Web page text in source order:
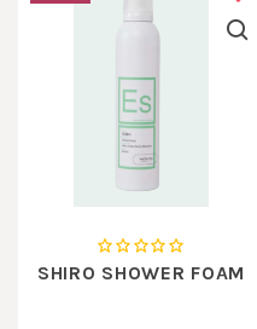
SHIRO SHOWER FOAM